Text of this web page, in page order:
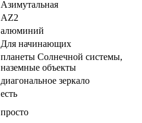
Азимутальная
AZ2
алюминий
Для начинающих
планеты Солнечной системы,
наземные объекты
диагональное зеркало
есть
просто